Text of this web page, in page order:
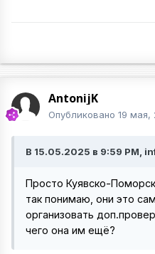
AntonijK
Опубликовано 19 мая,
В 15.05.2025 в 9:59 PM,
Просто Куявско-
так понимаю, они это
организовать
чего она им ещё?